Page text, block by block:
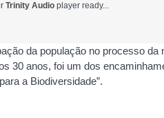
Trinity Audio player ready...
da população no processo
30 anos, foi um dos
a Biodiversidade”.